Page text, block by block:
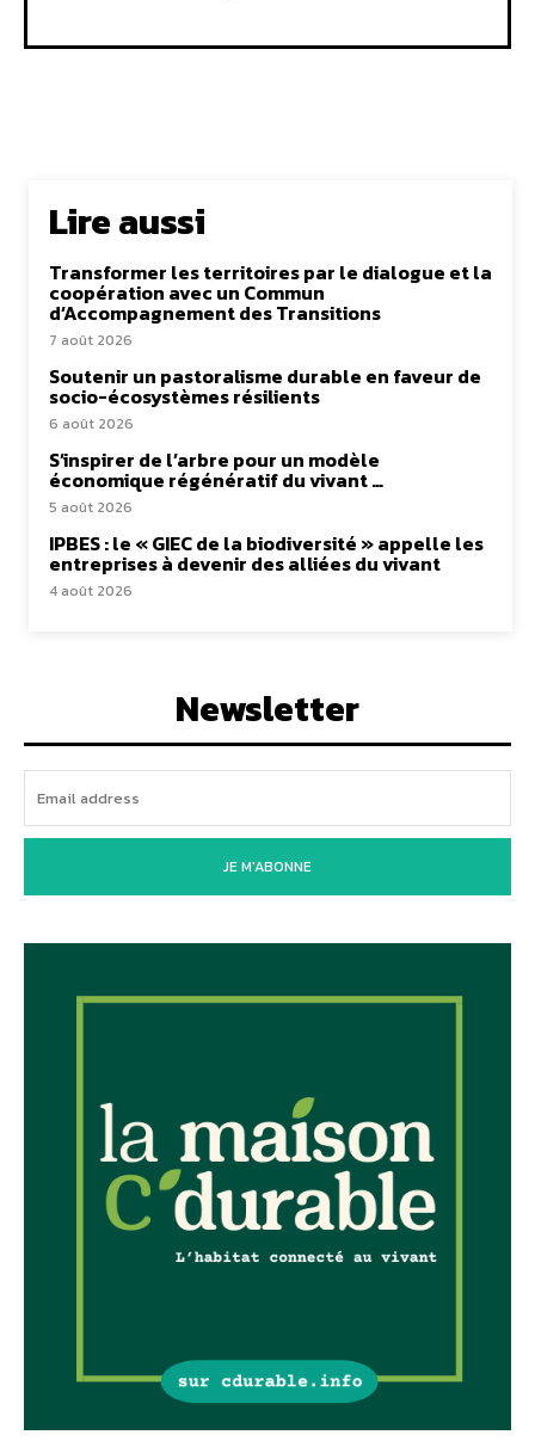
Lire aussi
Transformer les territoires par le dialogue et la
coopération avec un Commun
d’Accompagnement des Transitions
7 août 2026
Soutenir un pastoralisme durable en faveur de
socio-écosystèmes résilients
6 août 2026
S’inspirer de l’arbre pour un modèle
économique régénératif du vivant …
5 août 2026
IPBES : le « GIEC de la biodiversité » appelle les
entreprises à devenir des alliées du vivant
4 août 2026
Newsletter
JE M'ABONNE